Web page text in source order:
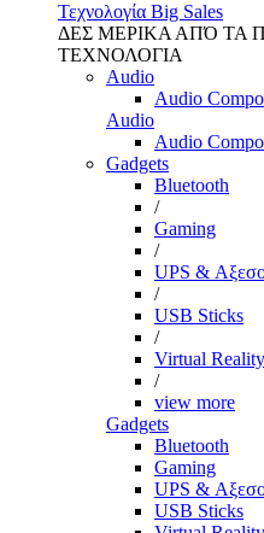
Τεχνολογία Big Sales
ΔΕΣ ΜΕΡΙΚΑ ΑΠΌ ΤΑ
ΤΕΧΝΟΛΟΓΙΑ
Audio
Audio
Audio
Audio
Gadgets
Bluetooth
/
Gaming
/
UPS &
/
USB Sticks
/
Virtual Reality
/
view more
Gadgets
Bluetooth
Gaming
UPS &
USB Sticks